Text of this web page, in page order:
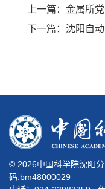
上一篇：金属所
下一篇：沈阳自
© 2026中国科学院沈阳
码:bm48000029